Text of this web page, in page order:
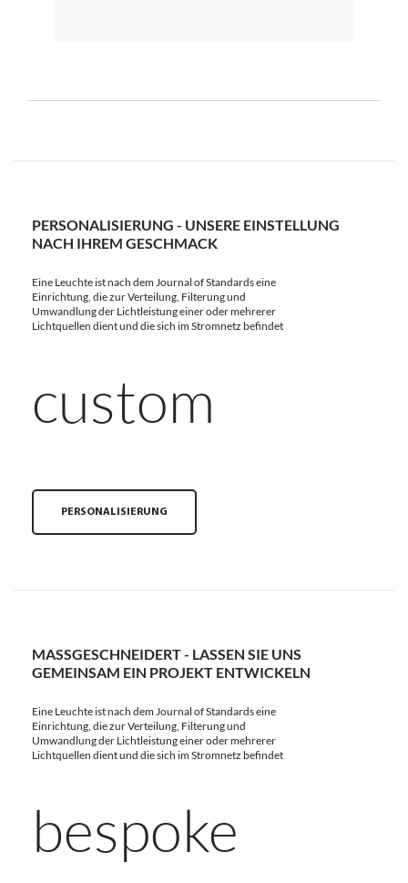
PERSONALISIERUNG - UNSERE EINSTELLUNG
NACH IHREM GESCHMACK
Eine Leuchte ist nach dem Journal of Standards eine
Einrichtung, die zur Verteilung, Filterung und
Umwandlung der Lichtleistung einer oder mehrerer
Lichtquellen dient und die sich im Stromnetz befindet
custom
PERSONALISIERUNG
MASSGESCHNEIDERT - LASSEN SIE UNS G
EMEINSAM EIN PROJEKT ENTWICKELN
Eine Leuchte ist nach dem Journal of Standards eine
Einrichtung, die zur Verteilung, Filterung und
Umwandlung der Lichtleistung einer oder mehrerer
Lichtquellen dient und die sich im Stromnetz befindet
bespoke